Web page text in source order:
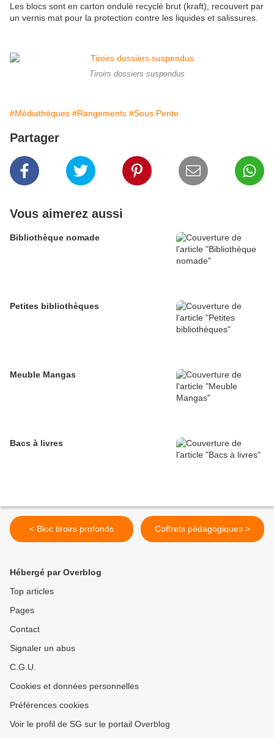
Les blocs sont en carton ondulé recyclé brut (kraft), recouvert par
un vernis mat pour la protection contre les liquides et salissures.
Tiroirs dossiers suspendus
#Médiathèques #Rangements #Sous Pente
Partager
Vous aimerez aussi
Bibliothèque nomade
Petites bibliothèques
Meuble Mangas
Bacs à livres
< Bloc tiroirs profonds Coffrets pédagogiques >
Hébergé par Overblog
Top articles
Pages
Contact
Signaler un abus
C.G.U.
Cookies et données personnelles
Préférences cookies
Voir le profil de SG sur le portail Overblog